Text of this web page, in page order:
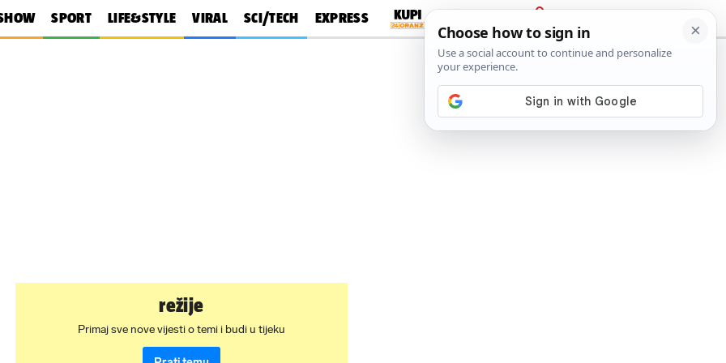
SPORT LIFE&STYLE VIRAL SCI/TECH EXPRESS
PRIJAVA
režije
Primaj sve nove vijesti o temi i budi u tijeku